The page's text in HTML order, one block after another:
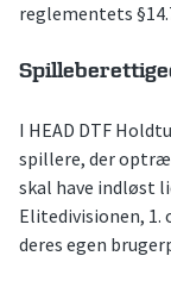
reglementets
I HEAD DTF
spillere, der
skal have indløst
Elitedivisionen, 1.
deres egen